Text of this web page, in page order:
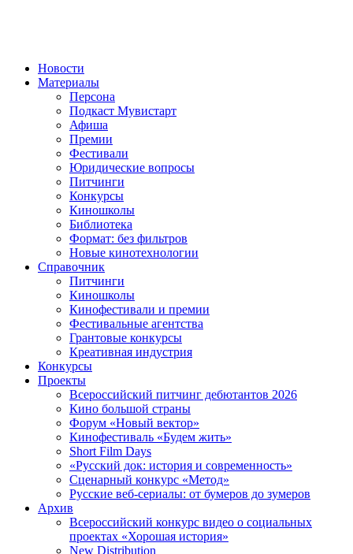
Новости
Материалы
Персона
Подкаст Мувистарт
Афиша
Премии
Фестивали
Юридические вопросы
Питчинги
Конкурсы
Киношколы
Библиотека
Формат: без фильтров
Новые кинотехнологии
Справочник
Питчинги
Киношколы
Кинофестивали и премии
Фестивальные агентства
Грантовые конкурсы
Креативная индустрия
Конкурсы
Проекты
Всероссийский питчинг дебютантов 2026
Кино большой страны
Форум «Новый вектор»
Кинофестиваль «Будем жить»
Short Film Days
«Русский док: история и современность»
Сценарный конкурс «Метод»
Русские веб-сериалы: от бумеров до зумеров
Архив
Всероссийский конкурс видео о социальных
проектах «Хорошая история»
New Distribution